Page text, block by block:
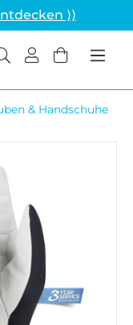
⟩⟩
& Handschuhe